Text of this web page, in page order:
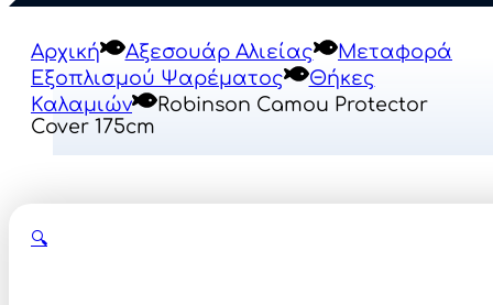
Αρχική Αξεσουάρ Αλιείας
Μεταφορά
Εξοπλισμού Ψαρέματος
Θήκες
Καλαμιών
Robinson Camou Protector
Cover 175cm
🔍